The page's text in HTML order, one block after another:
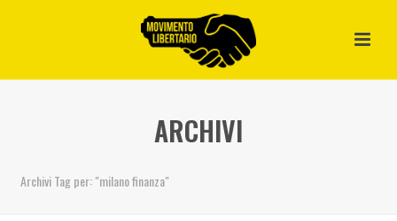
ARCHIVI
Archivi Tag per: "milano finanza"